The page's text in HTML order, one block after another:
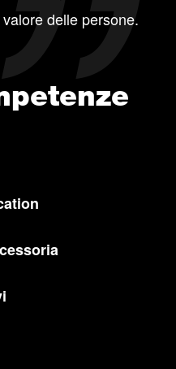
delle persone.